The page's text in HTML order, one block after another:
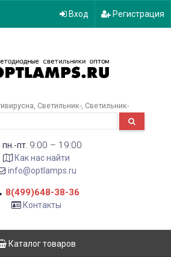
Вход Регистрация
Светильник- Светильник-
пн.-пт. 9:00 – 19:00
Как нас найти
info@optlamps.ru
8(499)648-38-36
Контакты
Каталог товаров